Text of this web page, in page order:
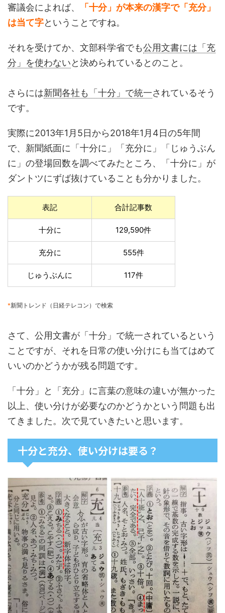
審議会によれば、
「十分」が本来の漢字で「充分」
は当て字ということですね。
それを受けてか、文部科学省でも公用文書には「充
分」を使わないと決められているとのこと。
さらには新聞各社も「十分」で統一されているそう
です。
実際に2013年1月5日から2018年1月4日の5年間
で、新聞紙面に「十分に」「充分に」「じゅうぶん
に」の登場回数を調べてみたところ、「十分に」が
ダントツにずば抜けていることも分かりました。
表記 合計記事数
十分に 129,590件
充分に 555件
じゅうぶんに 117件
*新聞トレンド（日経テレコン）で検索
さて、公用文書が「十分」で統一されているという
ことですが、それを日常の使い分けにも当てはめて
いいのかどうかが残る問題です。
「十分」と「充分」に言葉の意味の違いが無かった
以上、使い分けが必要なのかどうかという問題も出
てきました。次で見ていきたいと思います。
十分と充分、使い分けは要る？